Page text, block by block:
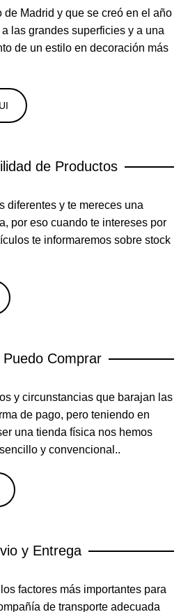
de Madrid y que se creó en el año
las grandes superficies y a una
de un estilo en decoración más
de Productos
diferentes y te mereces una
por eso cuando te intereses por
te informaremos sobre stock
Puedo Comprar
y circunstancias que barajan las
de pago, pero teniendo en
una tienda física nos hemos
y convencional..
y Entrega
factores más importantes para
de transporte adecuada